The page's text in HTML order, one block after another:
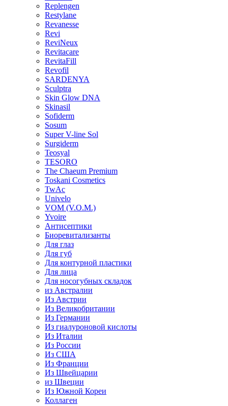
Replengen
Restylane
Revanesse
Revi
ReviNeux
Revitacare
RevitaFill
Revofil
SARDENYA
Sculptra
Skin Glow DNA
Skinasil
Sofiderm
Sosum
Super V-line Sol
Surgiderm
Teosyal
TESORO
The Chaeum Premium
Toskani Cosmetics
TwAc
Univelo
VOM (V.O.M.)
Yvoire
Антисептики
Биоревитализанты
Для глаз
Для губ
Для контурной пластики
Для лица
Для носогубных складок
из Австралии
Из Австрии
Из Великобритании
Из Германии
Из гиалуроновой кислоты
Из Италии
Из России
Из США
Из Франции
Из Швейцарии
из Швеции
Из Южной Кореи
Коллаген